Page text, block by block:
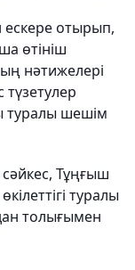
ескере отырып,
өтініш
нәтижелері
туралы шешім
Тұңғыш
туралы
толығымен